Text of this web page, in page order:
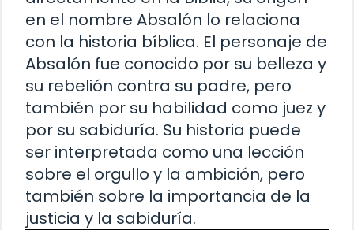
en el nombre Absalón lo relaciona
con la historia bíblica. El personaje de
Absalón fue conocido por su belleza y
su rebelión contra su padre, pero
también por su habilidad como juez y
por su sabiduría. Su historia puede
ser interpretada como una lección
sobre el orgullo y la ambición, pero
también sobre la importancia de la
justicia y la sabiduría.